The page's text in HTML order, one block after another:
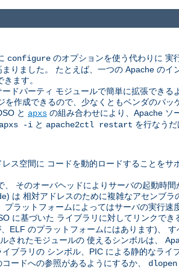
configure のオプションを使う代わりに 実
りました。 たとえば、一つの Apache の
ます。
ドパーティ モジュールで簡単に拡張できる
作成できるので、少なくともベンダのパッ
と apxs の組み合わせにより、Apache ソ
apxs -i と apache2ctl restart を行なうだ
ス空間に コードを動的ロードすることを
そのオーバヘッドによりサーバの起動時間
は 相対アドレスのために複雑なアセンブ
ラットフォームによってはサーバの実行速
に基づいた ライブラリに対してリンクでき
ELF のプラットフォームにはあります)、
されたモジュールの 使えるシンボルは、
ブラリの シンボル、PIC による静的なライ
ードへの参照があるようにするか、